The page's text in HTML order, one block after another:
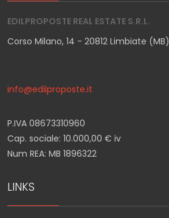
EDILPROPOSTE REAL ESTATE S.R.L.
Corso Milano, 14 - 20812 Limbiate (MB)
info@edilproposte.it
P.IVA 08673310960
Cap. sociale: 10.000,00 € iv
Num REA: MB 1896322
LINKS